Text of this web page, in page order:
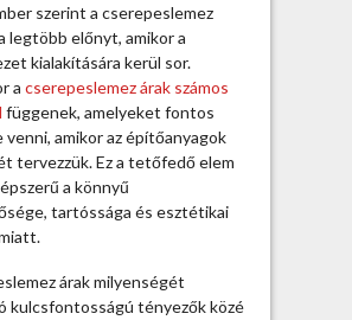
p
e
s
e
m
e
z
á
k
szerint a cserepeslemez
legtöbb előnyt, amikor a
kialakítására kerül sor.
a cserepeslemez árak számos
függenek, amelyeket fontos
venni, amikor az építőanyagok
tervezzük. Ez a tetőfedő elem
a könnyű
tartóssága és esztétikai
árak milyenségét
kulcsfontosságú tényezők közé